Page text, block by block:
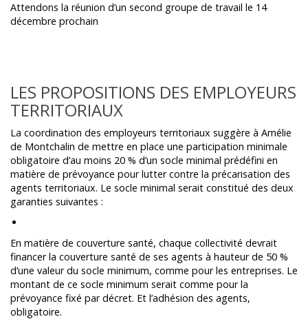
Attendons la réunion d’un second groupe de travail le 14
décembre prochain
LES PROPOSITIONS DES EMPLOYEURS
TERRITORIAUX
La coordination des employeurs territoriaux suggère à Amélie
de Montchalin de mettre en place une participation minimale
obligatoire d’au moins 20 % d’un socle minimal prédéfini en
matière de prévoyance pour lutter contre la précarisation des
agents territoriaux. Le socle minimal serait constitué des deux
garanties suivantes :
En matière de couverture santé, chaque collectivité devrait
financer la couverture santé de ses agents à hauteur de 50 %
d’une valeur du socle minimum, comme pour les entreprises. Le
montant de ce socle minimum serait comme pour la
prévoyance fixé par décret. Et l’adhésion des agents,
obligatoire.